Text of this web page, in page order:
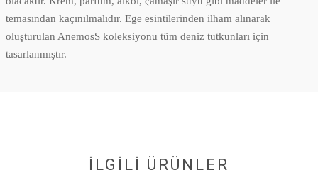
temasından kaçınılmalıdır. Ege esintilerinden ilham alınarak
oluşturulan AnemosS koleksiyonu tüm deniz tutkunları için
tasarlanmıştır.
İLGİLİ ÜRÜNLER